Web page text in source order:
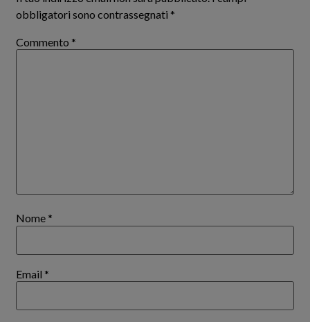
obbligatori sono contrassegnati *
Commento *
Nome *
Email *